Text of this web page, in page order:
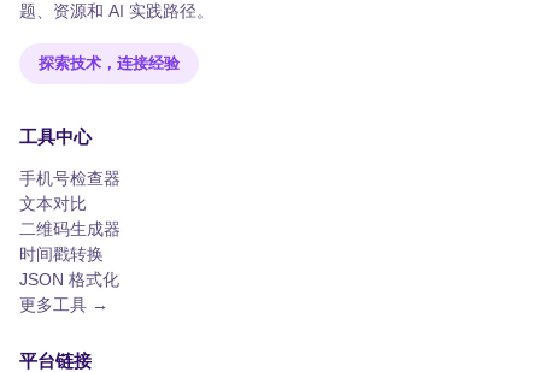
题、资源和 AI 实践路径。
探索技术，连接经验
工具中心
手机号检查器
文本对比
二维码生成器
时间戳转换
JSON 格式化
更多工具 →
平台链接